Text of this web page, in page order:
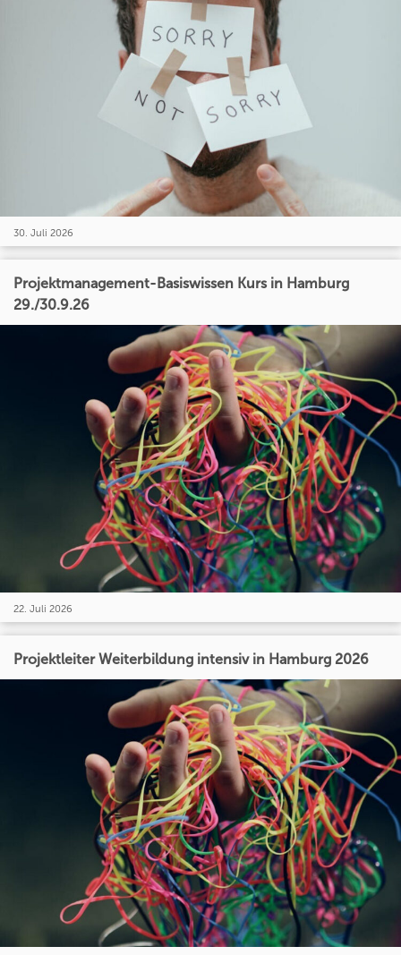
30. Juli 2026
Projektmanagement-Basiswissen Kurs in Hamburg
29./30.9.26
22. Juli 2026
Projektleiter Weiterbildung intensiv in Hamburg 2026